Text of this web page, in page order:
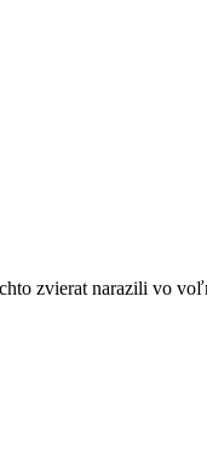
zvierat narazili vo